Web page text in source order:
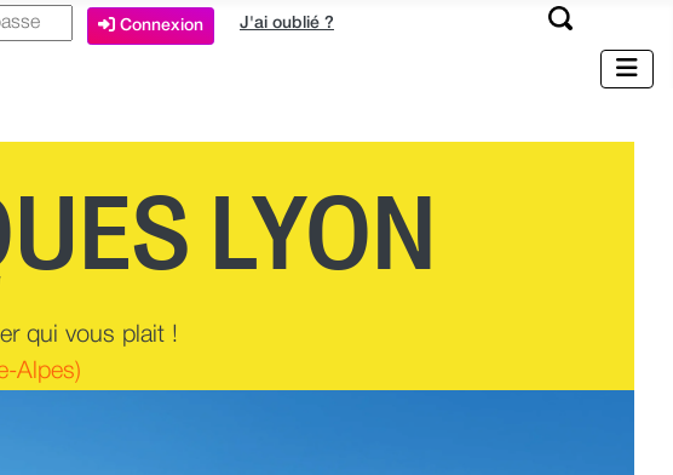
Connexion J'ai oublié ?
LYON
qui vous plait !
Alpes)